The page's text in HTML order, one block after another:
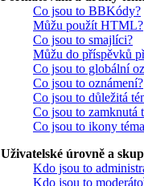
Co jsou to BBKódy?
Můžu použít HTML?
Co jsou to smajlíci?
Můžu do příspěvků
Co jsou to globální
Co jsou to oznámení?
Co jsou to důležitá
Co jsou to zamknutá
Co jsou to ikony
Uživatelské úrovně a
Kdo jsou to
Kdo jsou to